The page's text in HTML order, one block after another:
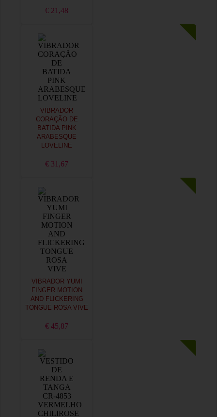
€ 21,48
VIBRADOR
CORAÇÃO DE
BATIDA PINK
ARABESQUE
LOVELINE
€ 31,67
VIBRADOR YUMI
FINGER MOTION
AND FLICKERING
TONGUE ROSA VIVE
€ 45,87